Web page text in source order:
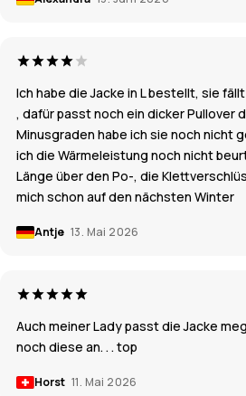
Ich habe die Jacke in L bestellt, sie
, dafür passt noch ein dicker Pullover
Minusgraden habe ich sie noch nicht
ich die Wärmeleistung noch nicht
Länge über den Po-, die
mich schon auf den nächsten Winter
Antje 13. Mai 2026
Auch meiner Lady passt die Jacke
noch diese an. . . top
Horst 11. Mai 2026